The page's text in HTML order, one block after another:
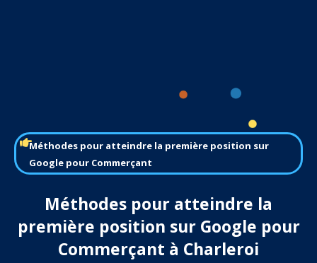
Méthodes pour atteindre la première position sur
Google pour Commerçant
Méthodes pour atteindre la
première position sur Google pour
Commerçant à Charleroi